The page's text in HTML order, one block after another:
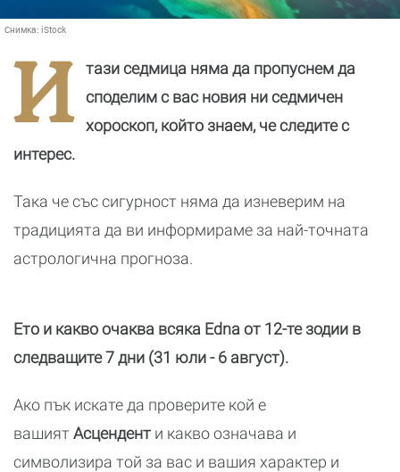
Снимка: iStock
И
тази седмица няма да пропуснем да
споделим с вас новия ни седмичен
хороскоп, който знаем, че следите с
интерес.
Така че със сигурност няма да изневерим на
традицията да ви информираме за най-точната
астрологична прогноза.
Ето и какво очаква всяка Edna от 12-те зодии в
следващите 7 дни (31 юли - 6 август).
Ако пък искате да проверите кой е
вашият Асцендент и какво означава и
символизира той за вас и вашия характер и